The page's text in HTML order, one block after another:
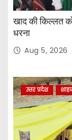
खाद की किल्लत
धरना
Aug 5, 2026
उत्तर प्रदेश